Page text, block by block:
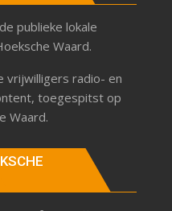
publieke lokale
Waard.
vrijwilligers radio- en
toegespitst op
Waard.